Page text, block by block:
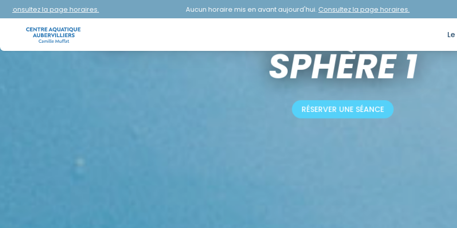
Aucun horaire mis en avant aujourd'hui.Consultez la page horaires. Aucun horaire mis en
ACTIVITÉ BASIQUE
NATATION ADULTE
SPHÈRE 1
RÉSERVER UNE SÉANCE